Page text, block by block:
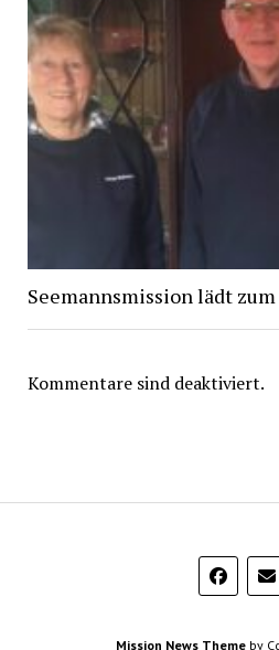
Seemannsmission lädt
Kommentare sind deaktiviert.
Mission News Theme by